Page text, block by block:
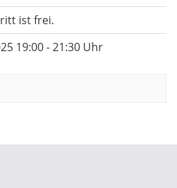
ist frei.
19:00 - 21:30 Uhr